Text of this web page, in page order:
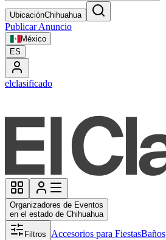
UbicaciónChihuahua
Publicar Anuncio
México
ES
elclasificado
Organizadores de Eventos
en el estado de Chihuahua
Filtros Accesorios para FiestasBaños